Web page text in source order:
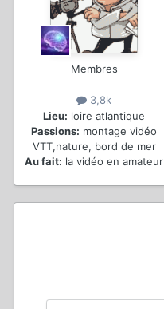
Membres
3,8k
Lieu: loire atlantique
Passions: montage vidéo
VTT,nature, bord de mer
Au fait: la vidéo en amateur